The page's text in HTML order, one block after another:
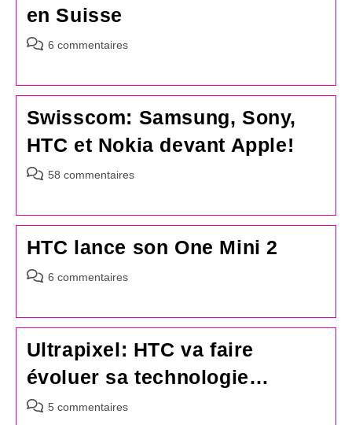
en Suisse
Commentaires
publication :
6 commentaires
Swisscom: Samsung, Sony,
HTC et Nokia devant Apple!
Commentaires
publication :
58 commentaires
HTC lance son One Mini 2
Commentaires
publication :
6 commentaires
Ultrapixel: HTC va faire
évoluer sa technologie…
Commentaires
5 commentaires